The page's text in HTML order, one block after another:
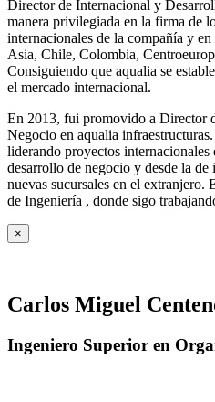
Director de Internacional y
manera privilegiada en la firma de
internacionales de la compañía y
Asia, Chile, Colombia,
Consiguiendo que aqualia se
el mercado internacional.
En 2013, fui promovido a Director
Negocio en aqualia
liderando proyectos internacionales
desarrollo de negocio y desde la
nuevas sucursales en el
de Ingeniería , donde sigo
×
Carlos Miguel
Ingeniero Superior en